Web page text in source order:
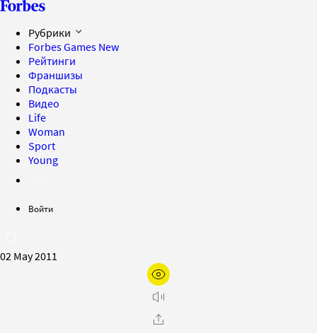
Рубрики
Forbes Games New
Рейтинги
Франшизы
Подкасты
Видео
Life
Woman
Sport
Young
Войти
02 May 2011